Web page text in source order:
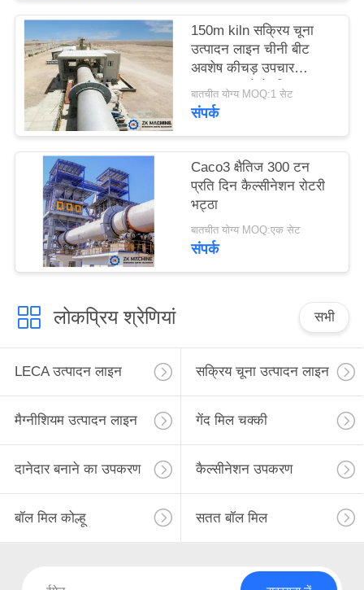
साइटमैप
गोपनीयता
नीति
150m kiln सक्रिय चूना
उत्पादन लाइन चीनी बीट
अवशेष कीचड़ उपचार
उत्पादन करने के लिए
बातचीत योग्य MOQ:1 सेट
संपर्क
Caco3 क्षैतिज 300 टन
प्रति दिन कैल्सीनेशन रोटरी
भट्ठा
बातचीत योग्य MOQ:एक सेट
संपर्क
लोकप्रिय श्रेणियां सभी
LECA उत्पादन लाइन सक्रिय चूना उत्पादन लाइन
मैग्नीशियम उत्पादन लाइन गेंद मिल चक्की
दानेदार बनाने का उपकरण कैल्सीनेशन उपकरण
बॉल मिल कोल्हू सतत बॉल मिल